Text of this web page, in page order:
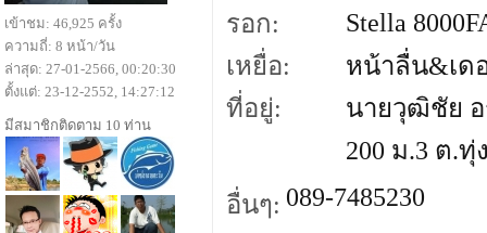
รอก:
Stella
เหยื่อ:
หน้าลื่น&เด
ที่อยู่:
นายวุฒิชัย
200 ม.3 ต.ทุ่
อื่นๆ: 089-7485230
เข้าชม: 46,925 ครั้ง
ความถี่: 8 หน้า/วัน
ล่าสุด: 27-01-2566, 00:20:30
ตั้งแต่: 23-12-2552, 14:27:12
มีสมาชิกติดตาม 10 ท่าน